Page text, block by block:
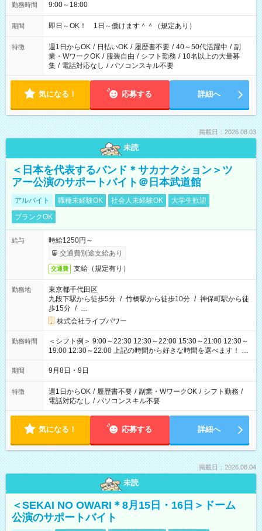
勤務時間 9:00～18:00
期間 即日～OK！ 1日～働けます＾＾（規定あり）
特徴 週1日からOK / 日払いOK / 履歴書不要 / 40～50代活躍中 / 副
業・WワークOK / 服装自由 / シフト勤務 / 10名以上の大量募
集 / 電話対応なし / パソコンスキル不要
気になる！ 応募する 詳細へ
掲載日：2026.08.03
未読
＜日本を代表するバンド＊サカナクション＞ツ
アー公演のサポートバイト＠日本武道館
アルバイト 職種未経験OK 社会人未経験OK
大学生歓迎
ブランクOK
給与
時給1250円～
交通費別途支給あり
交通費 支給（規定有り）
勤務地
東京都千代田区
九段下駅から徒歩5分 / 竹橋駅から徒歩10分 / 神保町駅から徒
歩15分 / …
株式会社ライブパワー
勤務時間
＜シフト例＞ 9:00～22:30 12:30～22:00 15:30～21:00 12:30～
19:00 12:30～22:00 上記の時間から好きな時間を選べます！ ※
時間は変更となる可能性があります
期間 9月8日・9日
特徴 週1日からOK / 履歴書不要 / 副業・WワークOK / シフト勤務 /
電話対応なし / パソコンスキル不要
気になる！ 応募する 詳細へ
掲載日：2026.08.04
未読
＜SEKAI NO OWARI＊8月15日・16日＞ドーム
公演のサポートバイト